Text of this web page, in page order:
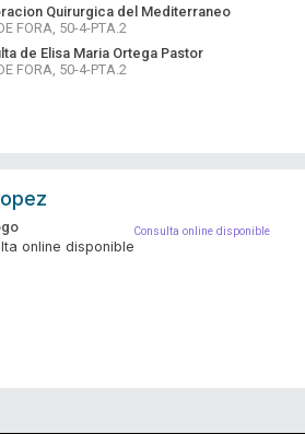
Quirurgica del Mediterraneo
FORA, 50-4-PTA.2
de Elisa Maria Ortega Pastor
FORA, 50-4-PTA.2
Consulta online disponible
online disponible